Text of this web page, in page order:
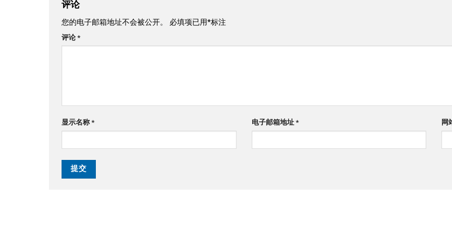
评论
您的电子邮箱地址不会被公开。 必填项已用*标注
评论*
显示名称* 电子邮箱地址* 网